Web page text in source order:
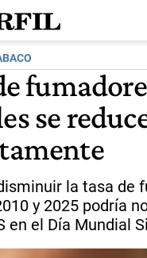
se
la tasa de
y 2025 podría
en el Día Mundial